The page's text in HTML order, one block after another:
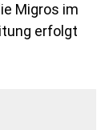
Migros im
erfolgt